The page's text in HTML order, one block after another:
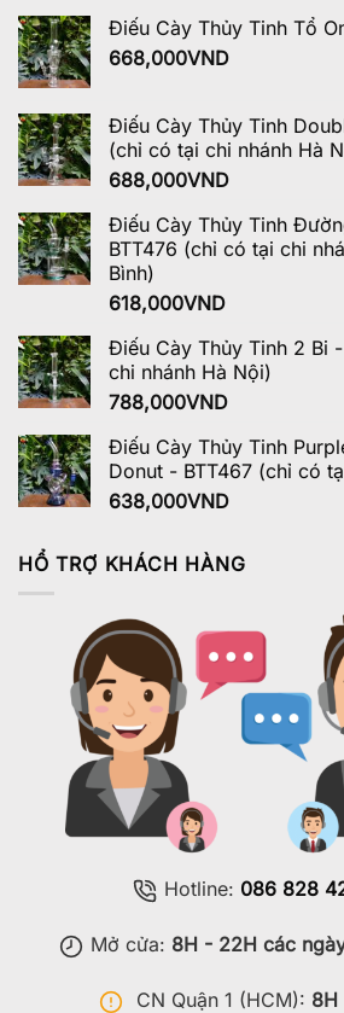
Điếu Cày Thủy Tinh Tổ
668,000VND
Điếu Cày Thủy Tinh
(chỉ có tại chi nhánh Hà
688,000VND
Điếu Cày Thủy Tinh
BTT476 (chỉ có tại chi
Bình)
618,000VND
Điếu Cày Thủy Tinh 2 Bi
chi nhánh Hà Nội)
788,000VND
Điếu Cày Thủy Tinh
Donut - BTT467 (chỉ có
638,000VND
HỔ TRỢ KHÁCH HÀNG
Hotline: 086 828
Mở cửa: 8H - 22H các
CN Quận 1 (HCM): 8H